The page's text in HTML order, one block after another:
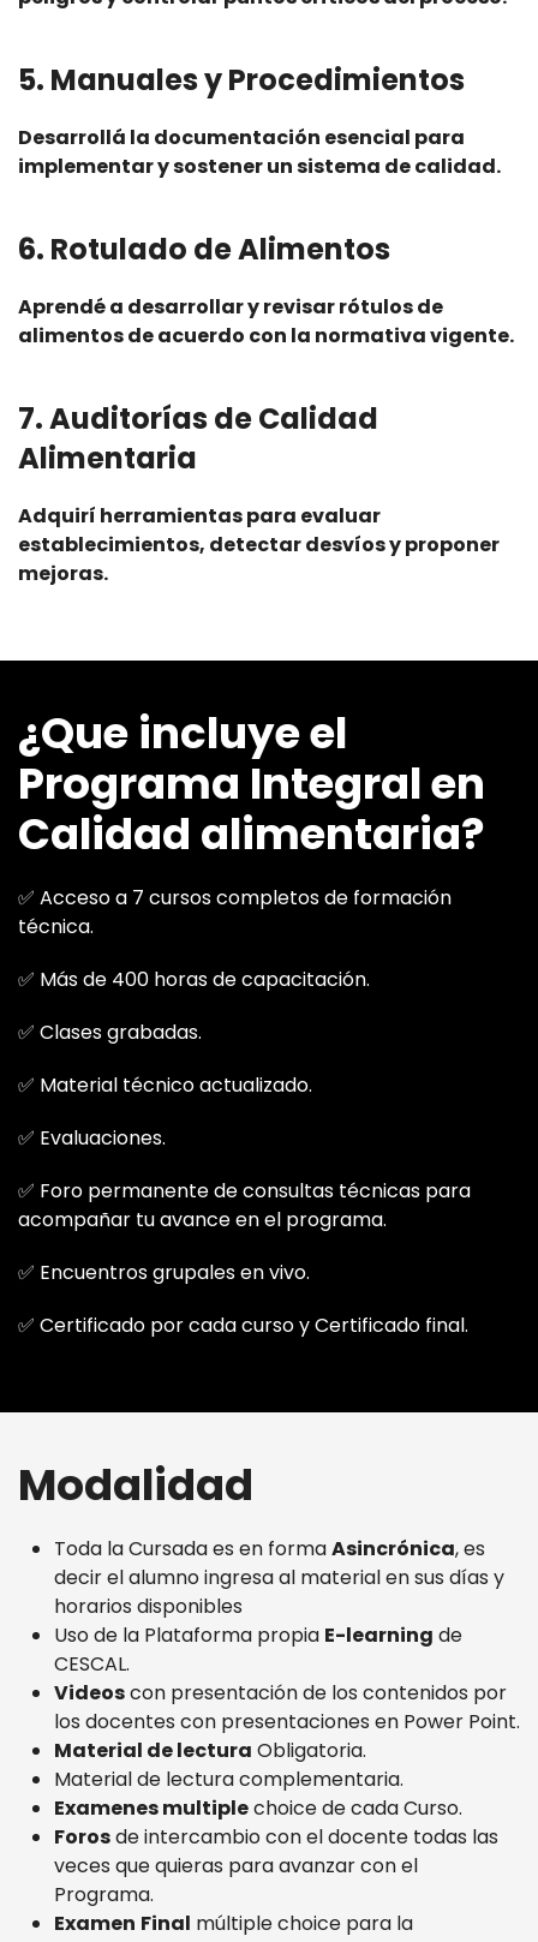
5. Manuales y Procedimientos
Desarrollá la documentación esencial para
implementar y sostener un sistema de calidad.
6. Rotulado de Alimentos
Aprendé a desarrollar y revisar rótulos de
alimentos de acuerdo con la normativa vigente.
7. Auditorías de Calidad
Alimentaria
Adquirí herramientas para evaluar
establecimientos, detectar desvíos y proponer
mejoras.
¿Que incluye el
Programa Integral en
Calidad alimentaria?
✅ Acceso a 7 cursos completos de formación
técnica.
✅ Más de 400 horas de capacitación.
✅ Clases grabadas.
✅ Material técnico actualizado.
✅ Evaluaciones.
✅ Foro permanente de consultas técnicas para
acompañar tu avance en el programa.
✅ Encuentros grupales en vivo.
✅ Certificado por cada curso y Certificado final.
Modalidad
Toda la Cursada es en formaAsincrónica, es
decir el alumno ingresa al material en sus días y
horarios disponibles
Uso de la Plataforma propia E-learning de
CESCAL.
Videoscon presentación de los contenidos por
los docentes con presentaciones en Power Point.
Material de lectura Obligatoria.
Material de lectura complementaria.
Examenes multiplechoice de cada Curso.
Forosde intercambio con el docente todas las
veces que quieras para avanzar con el
Programa.
Examen Final múltiple choice para la